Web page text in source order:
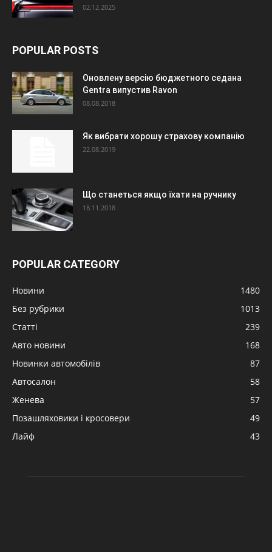
02.12.2025
POPULAR POSTS
Оновлену версію бюджетного седана
Gentra випустив Ravon
08.08.2018
Як вибрати хорошу страхову компанію
22.08.2019
Що станеться якщо їхати на ручнику
18.11.2018
POPULAR CATEGORY
Новини
1480
Без рубрики
1013
Статті
239
Авто новини
168
Новинки автомобілів
87
Автосалон
58
Женева
57
Позашляховики і кросовери
49
Лайф
43